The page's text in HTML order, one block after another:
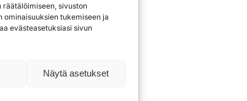
räätälöimiseen, sivuston
ominaisuuksien tukemiseen ja
evästeasetuksiasi sivun
Näytä asetukset